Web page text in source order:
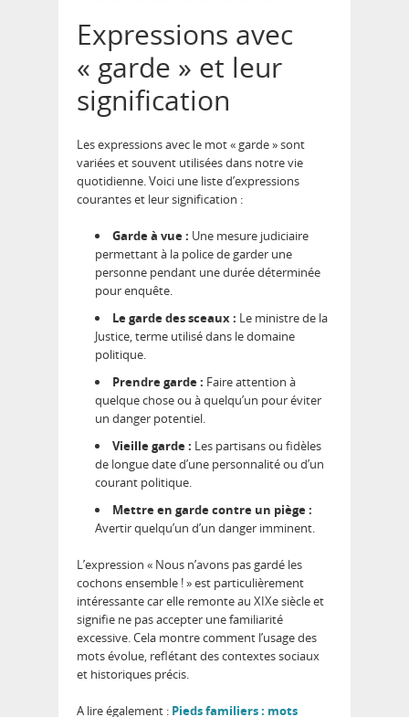
Expressions avec
« garde » et leur
signification
Les expressions avec le mot « garde » sont
variées et souvent utilisées dans notre vie
quotidienne. Voici une liste d’expressions
courantes et leur signification :
Garde à vue : Une mesure judiciaire
permettant à la police de garder une
personne pendant une durée déterminée
pour enquête.
Le garde des sceaux : Le ministre de la
Justice, terme utilisé dans le domaine
politique.
Prendre garde : Faire attention à
quelque chose ou à quelqu’un pour éviter
un danger potentiel.
Vieille garde : Les partisans ou fidèles
de longue date d’une personnalité ou d’un
courant politique.
Mettre en garde contre un piège :
Avertir quelqu’un d’un danger imminent.
L’expression « Nous n’avons pas gardé les
cochons ensemble ! » est particulièrement
intéressante car elle remonte au XIXe siècle et
signifie ne pas accepter une familiarité
excessive. Cela montre comment l’usage des
mots évolue, reflétant des contextes sociaux
et historiques précis.
A lire également : Pieds familiers : mots